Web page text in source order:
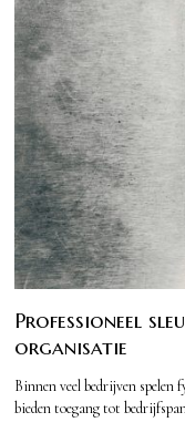
Professioneel
organisatie
Binnen veel bedrijven spelen
bieden toegang tot